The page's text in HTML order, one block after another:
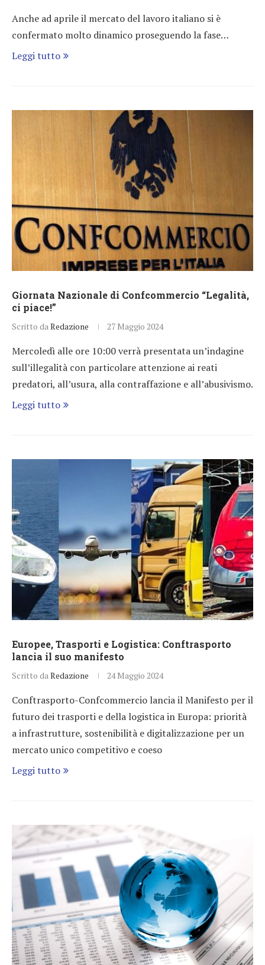
Anche ad aprile il mercato del lavoro italiano si è
confermato molto dinamico proseguendo la fase…
Leggi tutto
Giornata Nazionale di Confcommercio “Legalità,
ci piace!”
Scritto da Redazione 27 Maggio 2024
Mercoledì alle ore 10:00 verrà presentata un’indagine
sull’illegalità con particolare attenzione ai reati
predatori, all’usura, alla contraffazione e all’abusivismo.
Leggi tutto
Europee, Trasporti e Logistica: Conftrasporto
lancia il suo manifesto
Scritto da Redazione 24 Maggio 2024
Conftrasporto-Confcommercio lancia il Manifesto per il
futuro dei trasporti e della logistica in Europa: priorità
a infrastrutture, sostenibilità e digitalizzazione per un
mercato unico competitivo e coeso
Leggi tutto